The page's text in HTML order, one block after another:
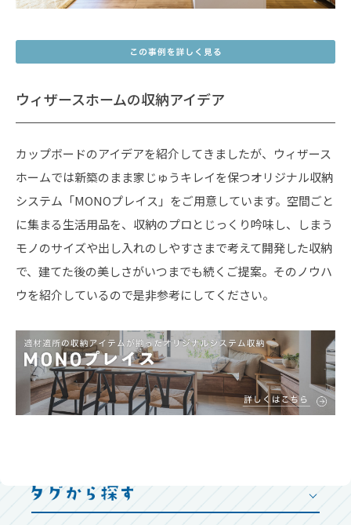
ウィザースホームの収納アイデア
カップボードのアイデアを紹介してきましたが、ウィザース
ホームでは新築のまま家じゅうキレイを保つオリジナル収納
システム「MONOプレイス」をご用意しています。空間ごと
に集まる生活用品を、収納のプロとじっくり吟味し、しまう
モノのサイズや出し入れのしやすさまで考えて開発した収納
で、建てた後の美しさがいつまでも続くご提案。そのノウハ
ウを紹介しているので是非参考にしてください。